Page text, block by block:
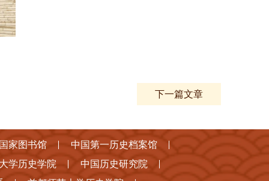
下一篇文章
家图书馆
中国第一历史档案馆
学历史学院
中国历史研究院